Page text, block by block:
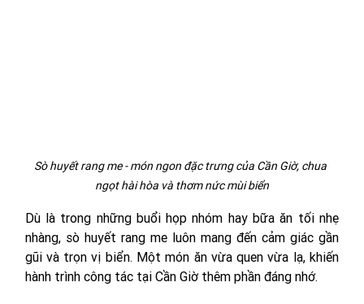
Sò huyết rang me - món ngon đặc trưng của Cần Giờ, chua
ngọt hài hòa và thơm nức mùi biển
Dù là trong những buổi họp nhóm hay bữa ăn tối nhẹ
nhàng, sò huyết rang me luôn mang đến cảm giác gần
gũi và trọn vị biển. Một món ăn vừa quen vừa lạ, khiến
hành trình công tác tại Cần Giờ thêm phần đáng nhớ.